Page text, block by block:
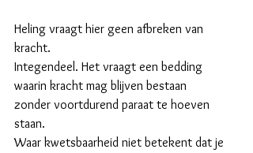
Heling vraagt hier geen afbreken van
kracht.
Integendeel. Het vraagt een bedding
waarin kracht mag blijven bestaan
zonder voortdurend paraat te hoeven
staan.
Waar kwetsbaarheid niet betekent dat je